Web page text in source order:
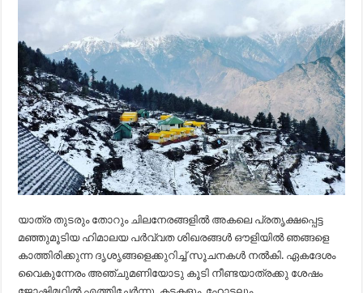
യാത്ര തുടരും തോറും ചിലനേരങ്ങളിൽ അകലെ പ്രതൃക്ഷപ്പെട്ട
മഞ്ഞുമൂടിയ ഹിമാലയ പർവ്വത ശിഖരങ്ങൾ ഔളിയിൽ ഞങ്ങളെ
കാത്തിരിക്കുന്ന ദൃശൃങ്ങളെക്കുറിച്ച് സൂചനകൾ നൽകി. ഏകദേശം
വൈകുന്നേരം അഞ്ചുമണിയോടു കൂടി നീണ്ടയാത്രക്കു ശേഷം